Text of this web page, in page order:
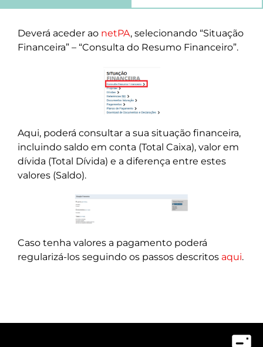
Deverá aceder ao netPA, selecionando “Situação
Financeira” – “Consulta do Resumo Financeiro”.
Aqui, poderá consultar a sua situação financeira,
incluindo saldo em conta (Total Caixa), valor em
dívida (Total Dívida) e a diferença entre estes
valores (Saldo).
Caso tenha valores a pagamento poderá
regularizá-los seguindo os passos descritos aqui.